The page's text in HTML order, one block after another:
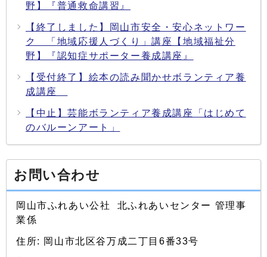
野】『普通救命講習』
【終了しました】岡山市安全・安心ネットワー
ク 「地域応援人づくり」講座【地域福祉分
野】『認知症サポーター養成講座』
【受付終了】絵本の読み聞かせボランティア養
成講座
【中止】芸能ボランティア養成講座「はじめて
のバルーンアート」
お問い合わせ
岡山市ふれあい公社 北ふれあいセンター 管理事
業係
住所: 岡山市北区谷万成二丁目6番33号